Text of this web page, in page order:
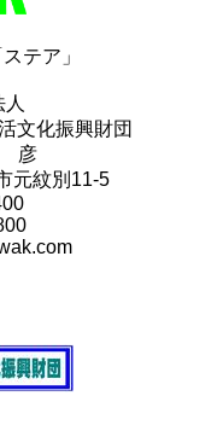
テア」
団法人
文化振興財団
夏 彦
元紋別11-5
いて